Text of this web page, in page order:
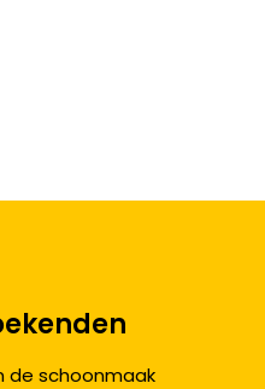
de schoonmaak